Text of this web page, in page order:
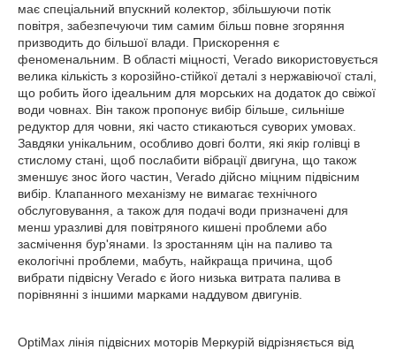
має спеціальний впускний колектор, збільшуючи потік
повітря, забезпечуючи тим самим більш повне згоряння
призводить до більшої влади. Прискорення є
феноменальним. В області міцності, Verado використовується
велика кількість з корозійно-стійкої деталі з нержавіючої сталі,
що робить його ідеальним для морських на додаток до свіжої
води човнах. Він також пропонує вибір більше, сильніше
редуктор для човни, які часто стикаються суворих умовах.
Завдяки унікальним, особливо довгі болти, які якір голівці в
стислому стані, щоб послабити вібрації двигуна, що також
зменшує знос його частин, Verado дійсно міцним підвісним
вибір. Клапанного механізму не вимагає технічного
обслуговування, а також для подачі води призначені для
менш уразливі для повітряного кишені проблеми або
засмічення бур'янами. Із зростанням цін на паливо та
екологічні проблеми, мабуть, найкраща причина, щоб
вибрати підвісну Verado є його низька витрата палива в
порівнянні з іншими марками наддувом двигунів.
OptiMax лінія підвісних моторів Меркурій відрізняється від